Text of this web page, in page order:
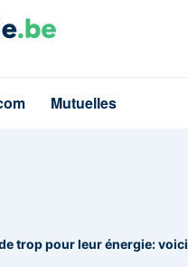
Mutuelles
trop pour leur énergie: voici